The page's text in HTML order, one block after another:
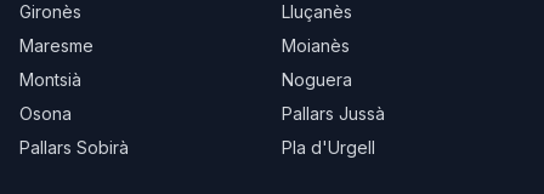
Gironès
Lluçanès
Maresme
Moianès
Montsià
Noguera
Osona
Pallars Jussà
Pallars Sobirà
Pla d'Urgell